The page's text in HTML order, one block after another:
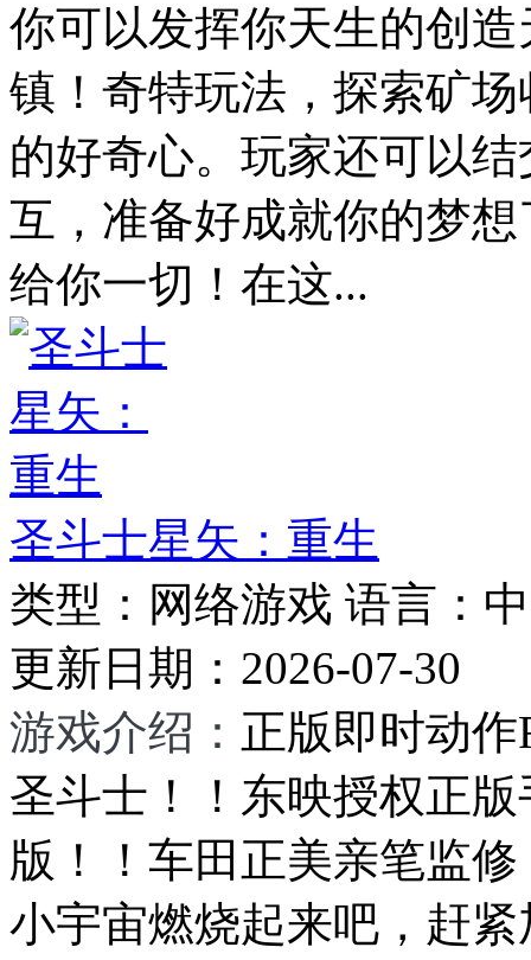
你可以发挥你天生的创
镇！奇特玩法，探索矿
的好奇心。玩家还可以
互，准备好成就你的梦
给你一切！在这...
圣斗士星矢：重生
类型： 网络游戏 语言：
更新日期： 2026-07-30
游戏介绍： 正版即时动
圣斗士！！东映授权正
版！！车田正美亲笔监
小宇宙燃烧起来吧，赶